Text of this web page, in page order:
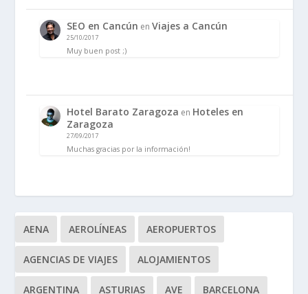
SEO en Cancún enViajes a Cancún
25/10/2017
Muy buen post ;)
Hotel Barato Zaragoza en Hoteles en
Zaragoza
27/09/2017
Muchas gracias por la información!
AENA AEROLÍNEAS AEROPUERTOS
AGENCIAS DE VIAJES ALOJAMIENTOS
ARGENTINA ASTURIAS AVE BARCELONA